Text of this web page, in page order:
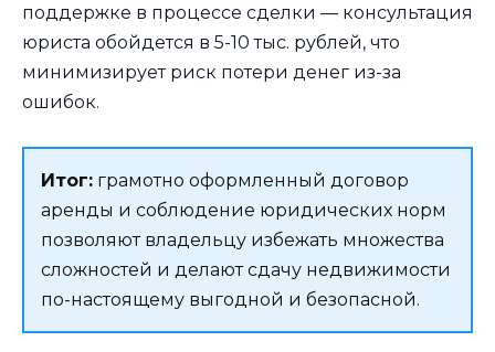
поддержке в процессе сделки — консультация
юриста обойдется в 5-10 тыс. рублей, что
минимизирует риск потери денег из-за
ошибок.
Итог: грамотно оформленный договор
аренды и соблюдение юридических норм
позволяют владельцу избежать множества
сложностей и делают сдачу недвижимости
по-настоящему выгодной и безопасной.